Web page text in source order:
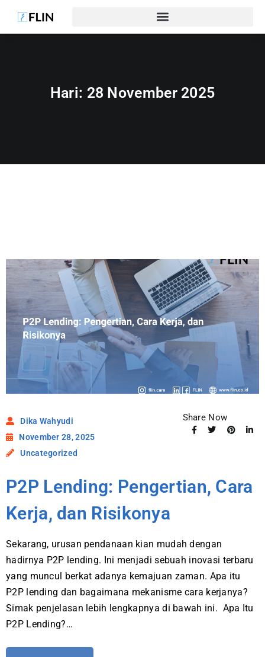
Hari: 28 November 2025
Dika Wahyudi
November 28, 2025
Uncategorized
Share Now
P2P Lending: Pengertian, Cara
Kerja, dan Risikonya
Sekarang, urusan pendanaan kian mudah dengan
hadirnya P2P lending. Ini menjadi sebuah inovasi terbaru
yang muncul berkat adanya kemajuan zaman. Apa itu
P2P lending dan bagaimana mekanisme cara kerjanya?
Simak penjelasan lebih lengkapnya di bawah ini. Apa Itu
P2P Lending?…